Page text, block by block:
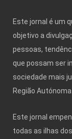
Este jornal é um
objetivo a
pessoas,
que possam ser
sociedade mais
Região
Este jornal
todas as ilhas